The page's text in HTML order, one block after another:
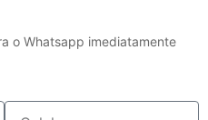
o Whatsapp imediatamente